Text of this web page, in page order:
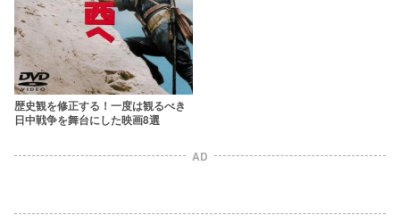
歴史観を修正する！一度は観るべき
日中戦争を舞台にした映画8選
AD